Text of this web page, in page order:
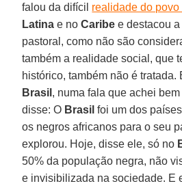
falou da difícil realidade do povo
Latina e noCaribe e destacou
pastoral, como não são
também a realidade social, que
histórico, também não é tratada.
Brasil , numa fala que achei
disse: O Brasil foi um dos
os negros africanos para o seu
explorou. Hoje, disse ele, só no
50% da população negra, não
e invisibilizada na sociedade. E